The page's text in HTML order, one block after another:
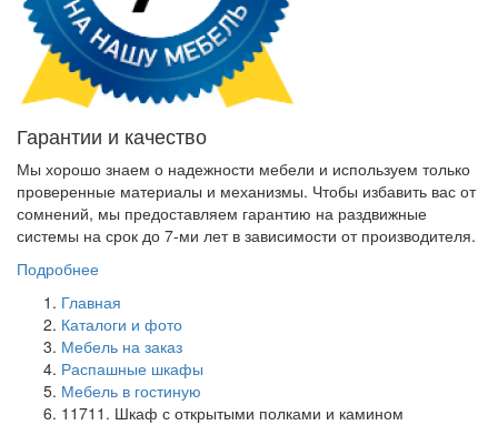
Гарантии и качество
Мы хорошо знаем о надежности мебели и используем только
проверенные материалы и механизмы. Чтобы избавить вас от
сомнений, мы предоставляем гарантию на раздвижные
системы на срок до 7-ми лет в зависимости от производителя.
Подробнее
Главная
Каталоги и фото
Мебель на заказ
Распашные шкафы
Мебель в гостиную
11711. Шкаф с открытыми полками и камином